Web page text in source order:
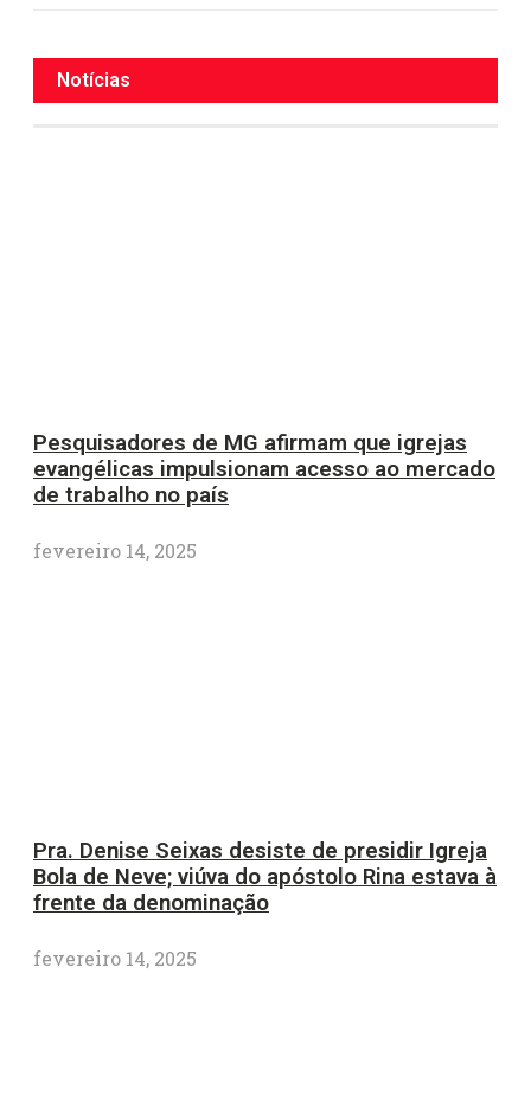
Notícias
Pesquisadores de MG afirmam que igrejas
evangélicas impulsionam acesso ao mercado
de trabalho no país
fevereiro 14, 2025
Pra. Denise Seixas desiste de presidir Igreja
Bola de Neve; viúva do apóstolo Rina estava à
frente da denominação
fevereiro 14, 2025